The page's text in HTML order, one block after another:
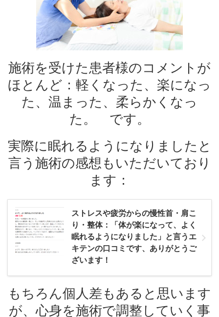
施術を受けた患者様のコメントが
ほとんど：軽くなった、楽になっ
た、温まった、柔らかくなっ
た。 です。
実際に眠れるようになりましたと
言う施術の感想もいただいており
ます：
ストレスや疲労からの慢性首・肩こ
り・整体：「体が楽になって、よく
眠れるようになりました」と言うエ
キテンの口コミです、ありがとうご
ざいます！
もちろん個人差もあると思います
が、心身を施術で調整していく事